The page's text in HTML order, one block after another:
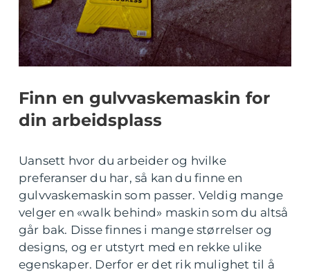
Finn en gulvvaskemaskin for
din arbeidsplass
Uansett hvor du arbeider og hvilke
preferanser du har, så kan du finne en
gulvvaskemaskin som passer. Veldig mange
velger en «walk behind» maskin som du altså
går bak. Disse finnes i mange størrelser og
designs, og er utstyrt med en rekke ulike
egenskaper. Derfor er det rik mulighet til å